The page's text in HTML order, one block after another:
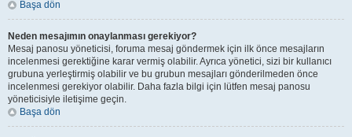
Başa dön
Neden mesajımın onaylanması gerekiyor?
Mesaj panosu yöneticisi, foruma mesaj göndermek için ilk önce mesajların
incelenmesi gerektiğine karar vermiş olabilir. Ayrıca yönetici, sizi bir kullanıcı
grubuna yerleştirmiş olabilir ve bu grubun mesajları gönderilmeden önce
incelenmesi gerekiyor olabilir. Daha fazla bilgi için lütfen mesaj panosu
yöneticisiyle iletişime geçin.
Başa dön